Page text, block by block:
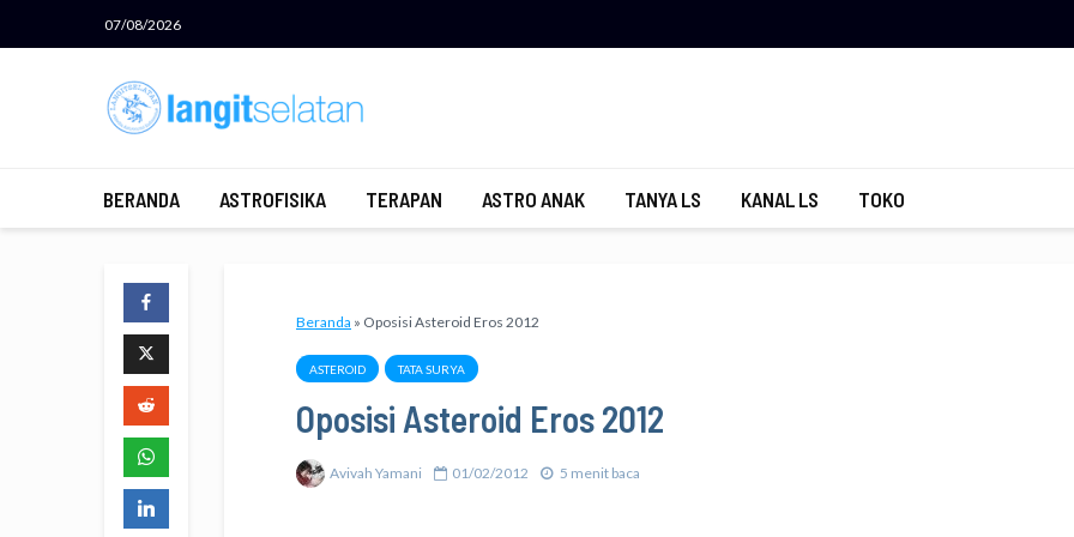
07/08/2026
BERANDA ASTROFISIKA TERAPAN ASTRO ANAK TANYA LS KANAL LS TOKO
Beranda » Oposisi Asteroid Eros 2012
ASTEROID TATA SURYA
Oposisi Asteroid Eros 2012
Avivah Yamani 01/02/2012 5 menit baca